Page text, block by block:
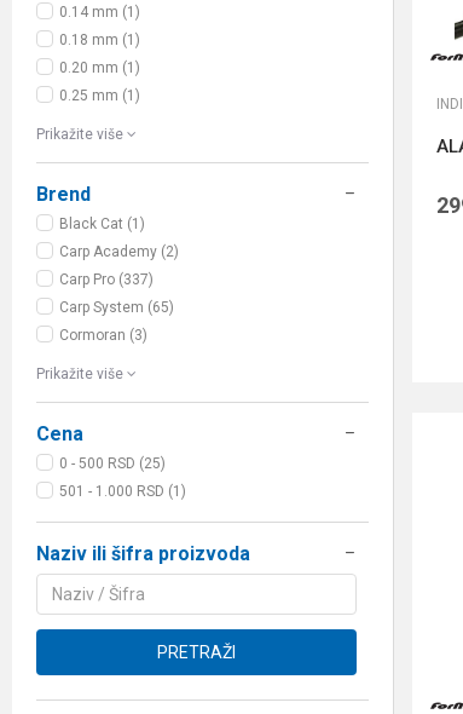
0.14 mm (1)
0.18 mm (1)
0.20 mm (1)
0.25 mm (1)
Prikažite više
Brend
Black Cat (1)
Carp Academy (2)
Carp Pro (337)
Carp System (65)
Cormoran (3)
Prikažite više
Cena
0 - 500 RSD (25)
501 - 1.000 RSD (1)
Naziv ili šifra proizvoda
PRETRAŽI